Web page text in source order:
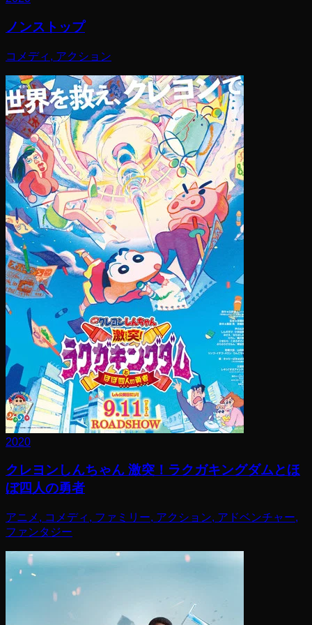
ノンストップ
コメディ, アクション
2020
クレヨンしんちゃん 激突！ラクガキングダムとほ
ぼ四人の勇者
アニメ, コメディ, ファミリー, アクション, アドベンチャー,
ファンタジー